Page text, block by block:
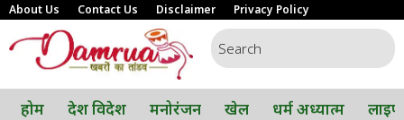
About Us Contact Us Disclaimer Privacy Policy
होम देश विदेश मनोरंजन खेल धर्म अध्यात्म